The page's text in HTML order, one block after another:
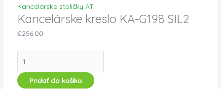
Kancelárske stoličky AT
Kancelárske kreslo KA-G198 SIL2
€256.00
Pridať do košíka